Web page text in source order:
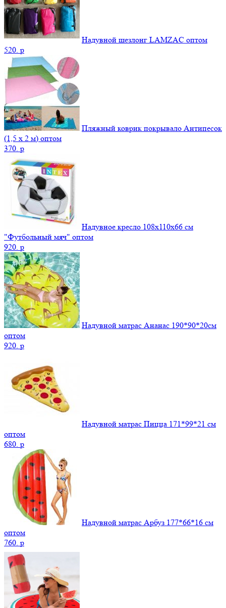
Надувной шезлонг LAMZAC оптом
520. p
Пляжный коврик покрывало Антипесок
(1,5 х 2 м) оптом
370. p
Надувное кресло 108х110х66 см
"Футбольный мяч" оптом
920. p
Надувной матрас Ананас 190*90*20см
оптом
920. p
Надувной матрас Пицца 171*99*21 см
оптом
680. p
Надувной матрас Арбуз 177*66*16 см
оптом
760. p